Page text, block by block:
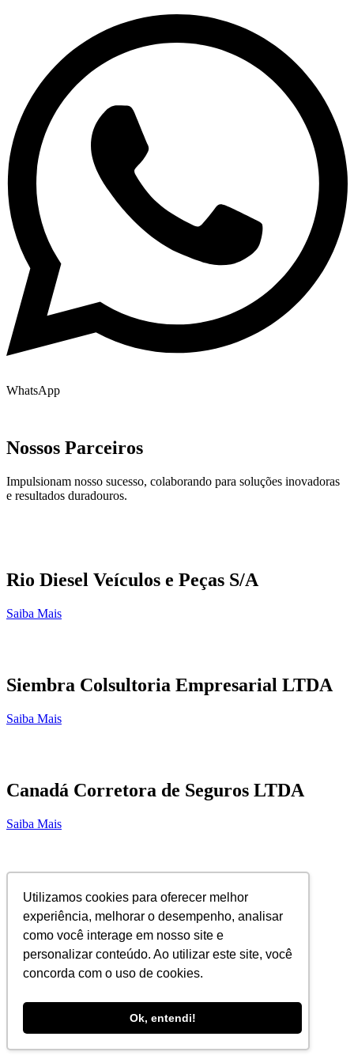
Utilizamos cookies para oferecer melhor
experiência, melhorar o desempenho, analisar
como você interage em nosso site e
personalizar conteúdo. Ao utilizar este site, você
concorda com o uso de cookies.
Ok, entendi!
WhatsApp
Nossos Parceiros
Impulsionam nosso sucesso, colaborando para soluções inovadoras
e resultados duradouros.
Rio Diesel Veículos e Peças S/A
Saiba Mais
Siembra Colsultoria Empresarial LTDA
Saiba Mais
Canadá Corretora de Seguros LTDA
Saiba Mais
Golden Service
Callmed Exames Complementares
Saiba Mais